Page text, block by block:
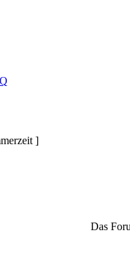
]
Das